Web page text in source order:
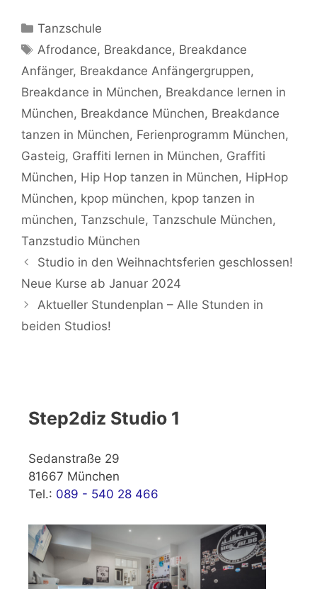
Kategorien
Tanzschule
Schlagwörter
Afrodance, Breakdance, Breakdance
Anfänger, Breakdance Anfängergruppen,
Breakdance in München, Breakdance lernen in
München, Breakdance München, Breakdance
tanzen in München, Ferienprogramm München,
Gasteig, Graffiti lernen in München, Graffiti
München, Hip Hop tanzen in München, HipHop
München, kpop münchen, kpop tanzen in
münchen, Tanzschule, Tanzschule München,
Tanzstudio München
Studio in den Weihnachtsferien geschlossen!
Neue Kurse ab Januar 2024
Aktueller Stundenplan – Alle Stunden in
beiden Studios!
Step2diz Studio 1
Sedanstraße 29
81667 München
Tel.: 089 - 540 28 466